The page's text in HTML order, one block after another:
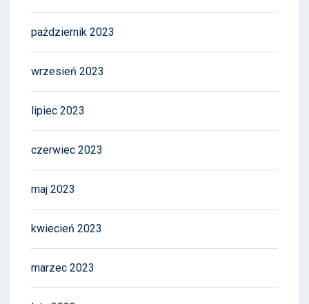
październik 2023
wrzesień 2023
lipiec 2023
czerwiec 2023
maj 2023
kwiecień 2023
marzec 2023